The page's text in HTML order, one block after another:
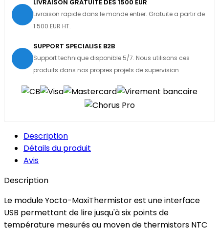
LIVRAISON GRATUITE DES 1500 EUR
Livraison rapide dans le monde entier. Gratuite a partir de
1 500 EUR HT.
SUPPORT SPECIALISE B2B
Support technique disponible 5/7. Nous utilisons ces
produits dans nos propres projets de supervision.
Description
Détails du produit
Avis
Description
Le module Yocto-MaxiThermistor est une interface
USB permettant de lire jusqu'à six points de
température mesurés au moyen de thermistors NTC